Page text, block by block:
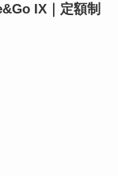
IX｜定額制